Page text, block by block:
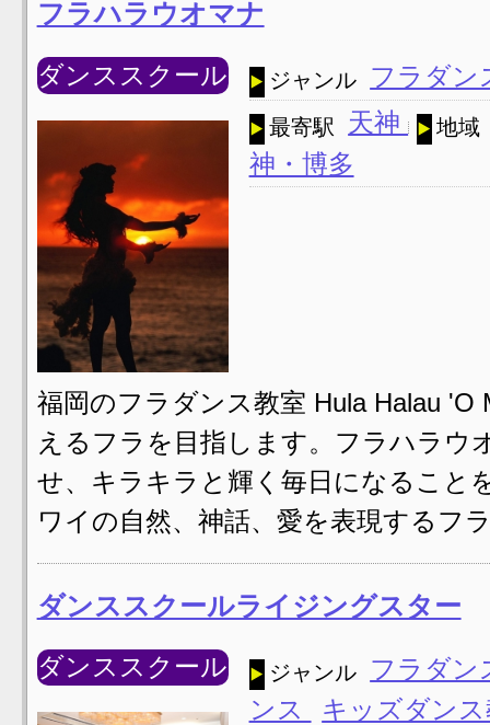
フラハラウオマナ
ダンススクール ジャンル フラダン
最寄駅 天神 地域
神・博多
福岡のフラダンス教室 Hula Halau
えるフラを目指します。フラハラウ
せ、キラキラと輝く毎日になること
ワイの自然、神話、愛を表現するフ
ダンススクールライジングスター
ダンススクール ジャンル
フラダ
ンス
キッズダン